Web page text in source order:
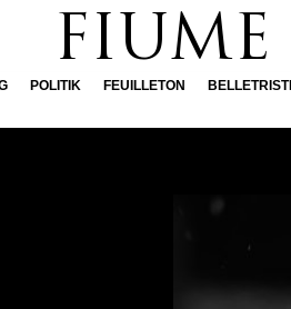
FIUME
POLITIK FEUILLETON BELLETRISTIK